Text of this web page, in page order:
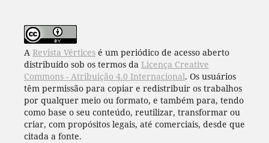
A Revista Vérticesé um periódico de acesso aberto
distribuído sob os termos da Licença Creative
Commons - Atribuição 4.0 Internacional. Os usuários
têm permissão para copiar e redistribuir os trabalhos
por qualquer meio ou formato, e também para, tendo
como base o seu conteúdo, reutilizar, transformar ou
criar, com propósitos legais, até comerciais, desde que
citada a fonte.